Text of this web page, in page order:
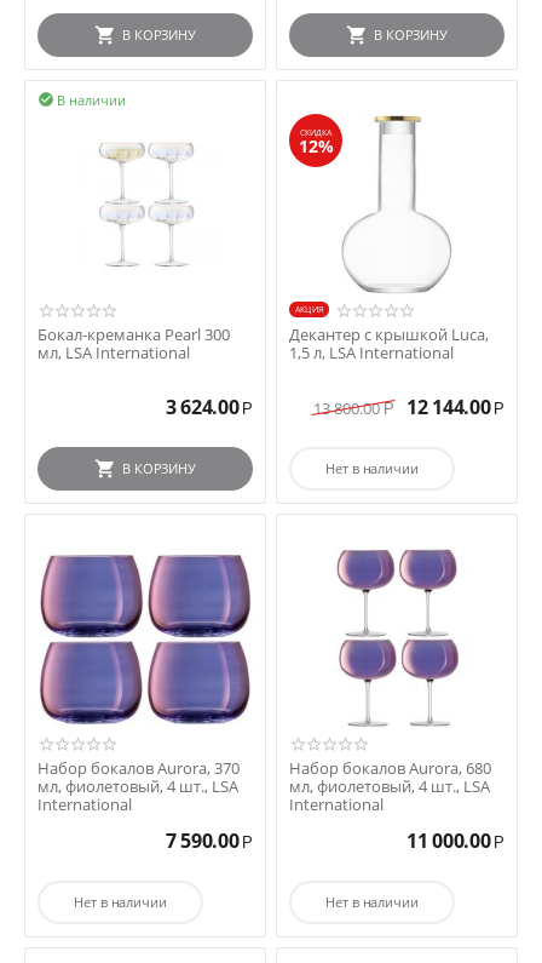
В КОРЗИНУ В КОРЗИНУ
В наличии

Бокал-креманка Pearl 300
мл, LSA International
3 624.00 Р
В КОРЗИНУ
СКИДКА
12%
AКЦИЯ
Декантер с крышкой Luca,
1,5 л, LSA International
13 800.00 Р 12 144.00 Р
Нет в наличии
Набор бокалов Aurora, 370
мл, фиолетовый, 4 шт., LSA
International
7 590.00 Р
Нет в наличии
Набор бокалов Aurora, 680
мл, фиолетовый, 4 шт., LSA
International
11 000.00 Р
Нет в наличии